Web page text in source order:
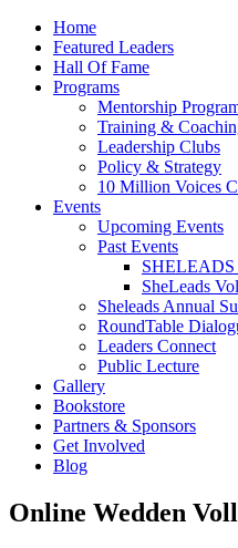
Home
Featured Leaders
Hall Of Fame
Programs
Mentorship
Training &
Leadership Clubs
Policy & Strategy
10 Million Voices
Events
Upcoming Events
Past Events
SheLeads
Sheleads Annual
RoundTable
Leaders Connect
Public Lecture
Gallery
Bookstore
Partners & Sponsors
Get Involved
Blog
Online Wedden